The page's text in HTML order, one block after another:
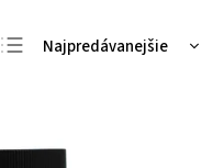
Najpredávanejšie
Abecedne